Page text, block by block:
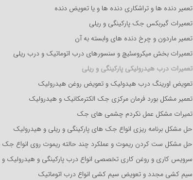
تعمیر دنده ها و تراشکاری دنده ها و یا تعویض دنده
تعمیرات گیربکس جک پارکینگی و ریلی
تعمیر ماردون و چرخ دنده های وابسته به آن
تعمیرات بخش میکروسئیچ و سنسورهای درب اتوماتیک و درب ریلی
تعمیرات درب هیدرولیکی پارکینگی و ریلی
تعویض اورینگ درب هیدولیک و تعویض روغن هیدرولیک
تعمیر مشکل بورد فرمان مرکزی جک الکترمکانیک و هیدرولیک
تمیرات مشکل عمل نکردم چشمی های جک
حل مشکل برنامه ریزی انواع جک های پارکینگی و ریلی و هیدرولیک
حل مشکل ست کردن ریموت و عملکرد چند حالته ریموت روی انواع جک
سرویس کاری و روغن کاری تخصصی انواع درب پارکینگی و هیدرولیک و
سیم کشی مجدد و تعویض سیم کشی انواع درب اتوماتیک